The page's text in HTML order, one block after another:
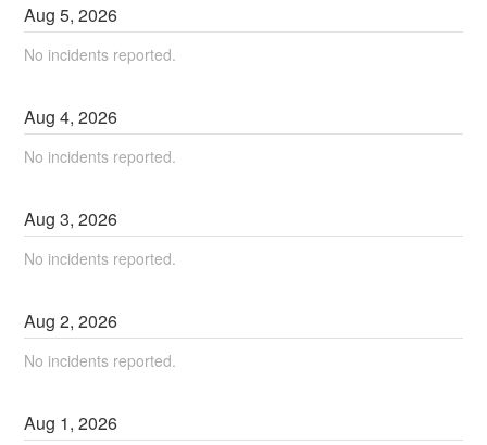
Aug5,2026
No incidents reported.
Aug4,2026
No incidents reported.
Aug3,2026
No incidents reported.
Aug2,2026
No incidents reported.
Aug 1,2026